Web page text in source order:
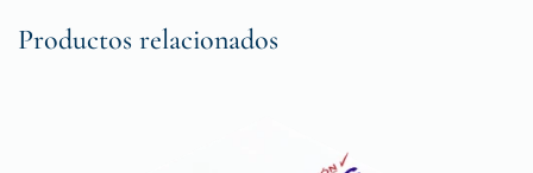
Productos relacionados